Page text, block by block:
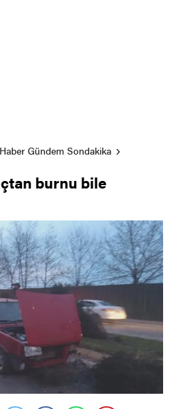
Gündem Sondakika
burnu bile